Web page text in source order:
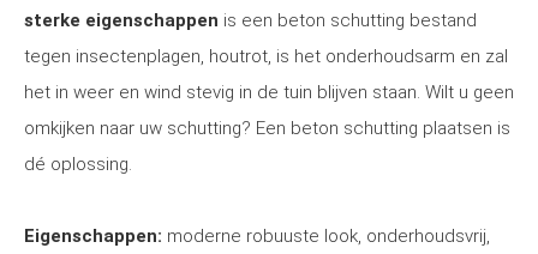
sterke eigenschappen is een beton schutting bestand
tegen insectenplagen, houtrot, is het onderhoudsarm en zal
het in weer en wind stevig in de tuin blijven staan. Wilt u geen
omkijken naar uw schutting? Een beton schutting plaatsen is
dé oplossing.
Eigenschappen: moderne robuuste look, onderhoudsvrij,